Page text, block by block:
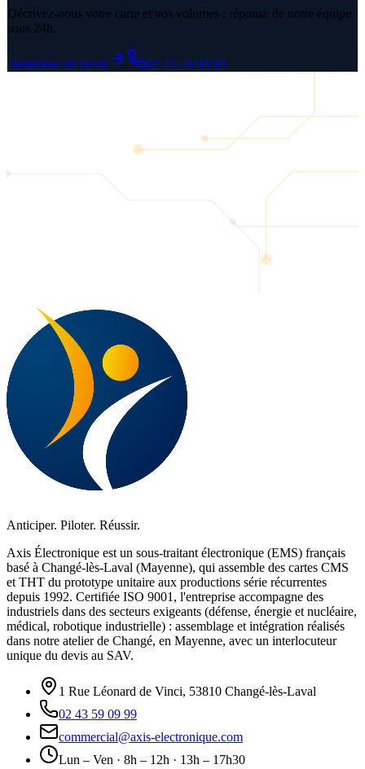
Décrivez-nous votre carte et vos volumes : réponse de notre équipe
sous 24h.
Demander un devis 02 43 59 09 99
Anticiper. Piloter. Réussir.
Axis Électronique est un sous-traitant électronique (EMS) français
basé à Changé-lès-Laval (Mayenne), qui assemble des cartes CMS
et THT du prototype unitaire aux productions série récurrentes
depuis 1992. Certifiée ISO 9001, l'entreprise accompagne des
industriels dans des secteurs exigeants (défense, énergie et nucléaire,
médical, robotique industrielle) : assemblage et intégration réalisés
dans notre atelier de Changé, en Mayenne, avec un interlocuteur
unique du devis au SAV.
1 Rue Léonard de Vinci, 53810 Changé-lès-Laval
02 43 59 09 99
commercial@axis-electronique.com
Lun – Ven · 8h – 12h · 13h – 17h30